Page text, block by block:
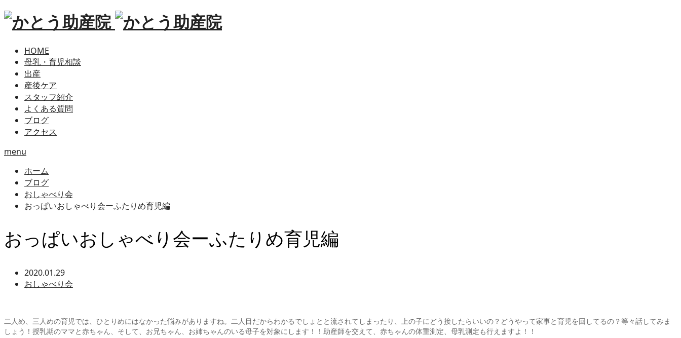
HOME
母乳・育児相談
出産
産後ケア
スタッフ紹介
よくある質問
ブログ
アクセス
menu
ホーム
ブログ
おしゃべり会
おっぱいおしゃべり会ーふたりめ育児編
おっぱいおしゃべり会ーふたりめ育児編
2020.01.29
おしゃべり会
二人め、三人めの育児では、ひとりめにはなかった悩みがありますね。二人目だからわかるでしょとと流されてしまったり、上の子にどう接したらいいの？どうやって家事と育児を回してるの？等々話してみま
しょう！授乳期のママと赤ちゃん、そして、お兄ちゃん、お姉ちゃんのいる母子を対象にします！！助産師を交えて、赤ちゃんの体重測定、母乳測定も行えますよ！！